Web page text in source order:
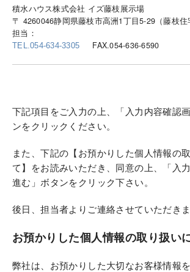
積水ハウス株式会社 イズ藤枝展示場
〒 4260046静岡県藤枝市高洲1丁目5-29（藤枝住
担当：
TEL.054-634-3305 FAX.054-636-6590
下記項目をご入力の上、「入力内容確認
ンをクリックください。
また、下記の【お預かりした個人情報の
て】をお読みいただき、同意の上、「入
進む」ボタンをクリック下さい。
後日、担当者よりご連絡させていただきま
お預かりした個人情報の取り扱い
弊社は、お預かりした大切なお客様情報